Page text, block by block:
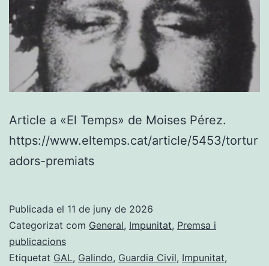
Article a «El Temps» de Moises Pérez.
https://www.eltemps.cat/article/5453/tortur
adors-premiats
Publicada el 11 de juny de 2026
Categorizat com General, Impunitat, Premsa i
publicacions
Etiquetat GAL, Galindo, Guardia Civil, Impunitat,